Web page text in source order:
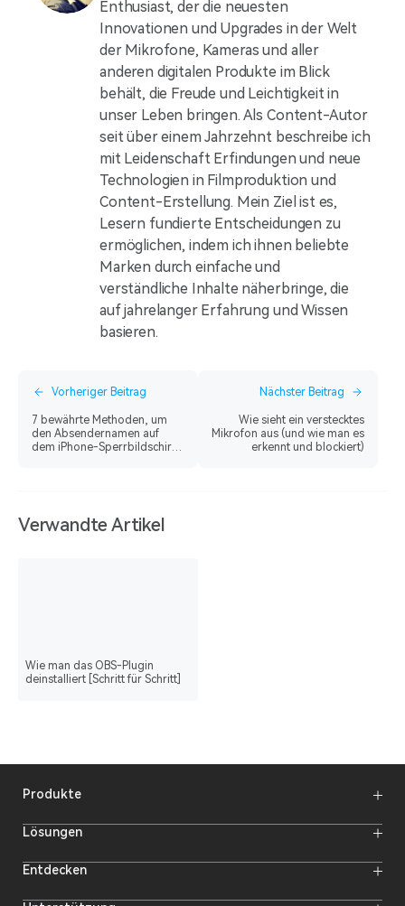
Enthusiast, der die neuesten
Innovationen und Upgrades in der Welt
der Mikrofone, Kameras und aller
anderen digitalen Produkte im Blick
behält, die Freude und Leichtigkeit in
unser Leben bringen. Als Content-Autor
seit über einem Jahrzehnt beschreibe ich
mit Leidenschaft Erfindungen und neue
Technologien in Filmproduktion und
Content-Erstellung. Mein Ziel ist es,
Lesern fundierte Entscheidungen zu
ermöglichen, indem ich ihnen beliebte
Marken durch einfache und
verständliche Inhalte näherbringe, die
auf jahrelanger Erfahrung und Wissen
basieren.
Vorheriger Beitrag
7 bewährte Methoden, um
den Absendernamen auf
dem iPhone-Sperrbildschirm
Nächster Beitrag
Wie sieht ein verstecktes
Mikrofon aus (und wie man es
erkennt und blockiert)
Verwandte Artikel
Wie man das OBS-Plugin
deinstalliert [Schritt für Schritt]
Produkte
Funkmikrofone
Intercom-Systeme
Kameramonitore
Lösungen
Funk-Intercom-System
Entdecken